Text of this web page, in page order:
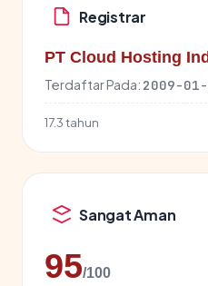
Registrar
PT Cloud Hosting
Terdaftar Pada: 2009-
17.3 tahun
Sangat Aman
95/100